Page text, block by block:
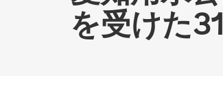
を受けた